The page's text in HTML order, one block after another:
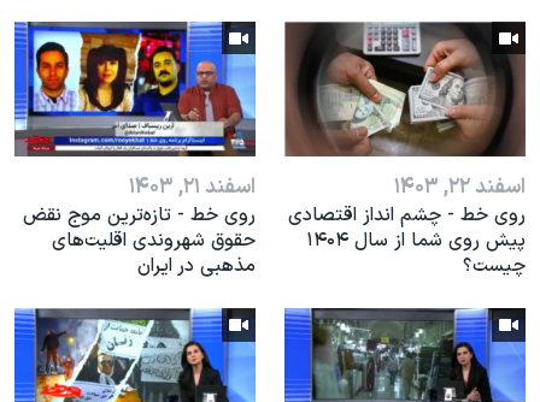
اسفند ۲۲, ۱۴۰۳
روی خط - چشم انداز اقتصادی
پیش روی شما از سال ۱۴۰۴
چیست؟
اسفند ۲۱, ۱۴۰۳
روی خط - تازه‌ترین موج نقض
حقوق شهروندی اقلیت‌های
مذهبی در ایران